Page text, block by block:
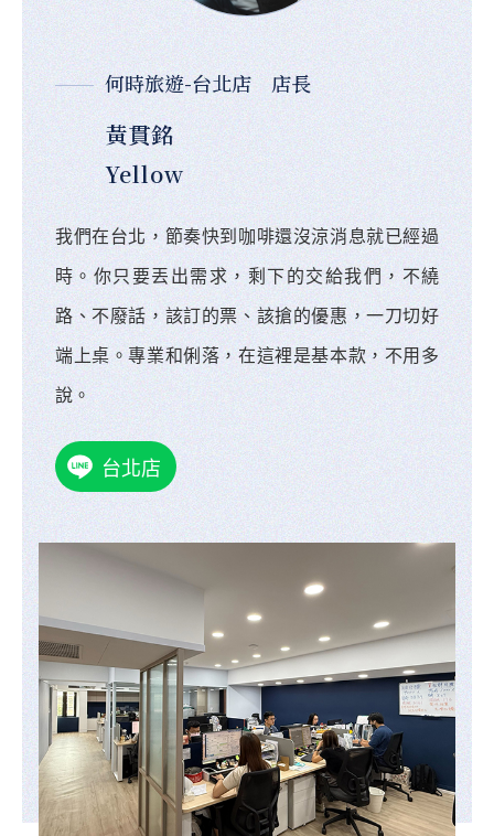
何時旅遊-台北店 店長
黃貫銘
Yellow
我們在台北，節奏快到咖啡還沒涼消息就已經過
時。你只要丟出需求，剩下的交給我們，不繞
路、不廢話，該訂的票、該搶的優惠，一刀切好
端上桌。專業和俐落，在這裡是基本款，不用多
說。
台北店